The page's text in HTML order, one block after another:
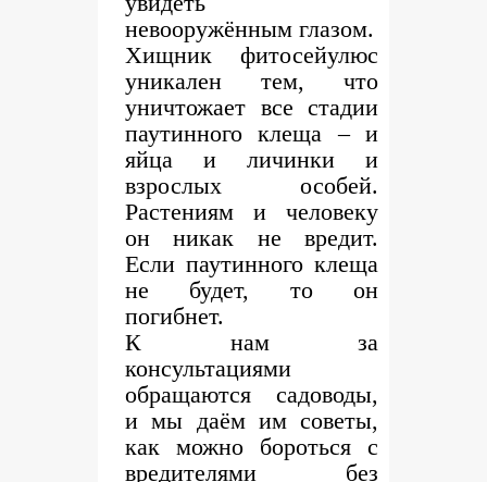
невооружённым глазом.
Хищник фитосейулюс
уникален тем, что
уничтожает все стадии
паутинного клеща – и
яйца и личинки и
взрослых особей.
Растениям и человеку
он никак не вредит.
Если паутинного клеща
не будет, то он
погибнет.
К нам за
консультациями
обращаются садоводы,
и мы даём им советы,
как можно бороться с
вредителями без